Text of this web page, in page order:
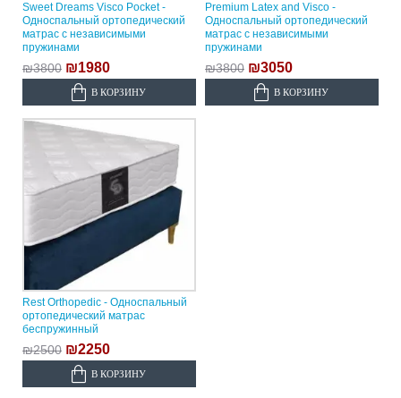
Sweet Dreams Visco Pocket -
Односпальный ортопедический
матрас с независимыми
пружинами
₪3800 ₪1980
В КОРЗИНУ
Premium Latex and Visco -
Односпальный ортопедический
матрас с независимыми
пружинами
₪3800 ₪3050
В КОРЗИНУ
Rest Orthopedic - Односпальный
ортопедический матрас
беспружинный
₪2500 ₪2250
В КОРЗИНУ